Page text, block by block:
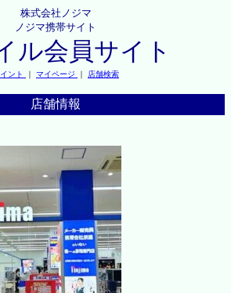
株式会社ノジマ
ノジマ携帯サイト
ル会員サイト
ント ｜ マイページ ｜ 店舗検索
店舗情報